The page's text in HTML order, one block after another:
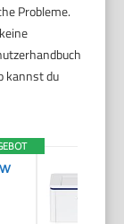
Probleme.
kannst du